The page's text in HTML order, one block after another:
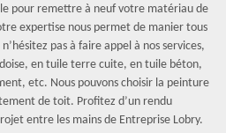
pour remettre à neuf votre matériau de
expertise nous permet de manier tous
pas à faire appel à nos services,
en tuile terre cuite, en tuile béton,
etc. Nous pouvons choisir la peinture
de toit. Profitez d’un rendu
entre les mains de Entreprise Lobry.